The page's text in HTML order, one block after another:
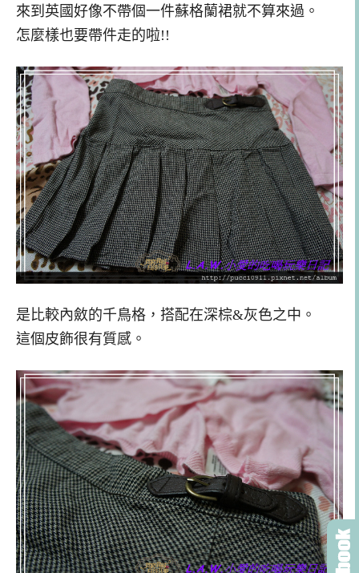
來到英國好像不帶個一件蘇格蘭裙就不算來過。
怎麼樣也要帶件走的啦!!
是比較內斂的千鳥格，搭配在深棕&灰色之中。
這個皮飾很有質感。